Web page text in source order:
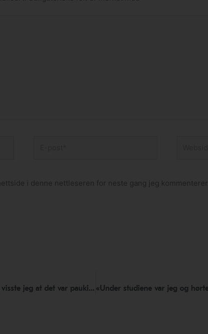
i denne nettleseren for neste gang jeg kommenterer.
– Etter å ha spilt Sjostakovitsj 10, visste jeg at det var paukist jeg ville bli! Møt nyansatte Mathias Matland!